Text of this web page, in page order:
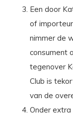
Een door
of
nimmer de
consument
tegenover
Club is
van de
Onder